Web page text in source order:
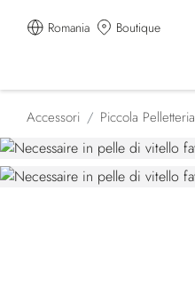
Romania Boutique
Accessori Piccola Pelletteria